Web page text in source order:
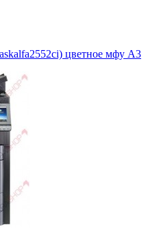
цветное мфу A3